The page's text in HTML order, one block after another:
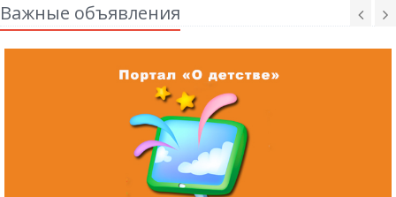
Важные объявления